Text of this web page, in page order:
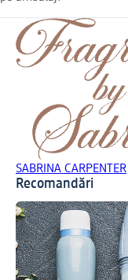
SABRINA CARPENTER
Recomandări